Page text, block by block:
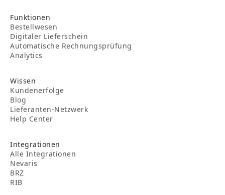
Funktionen
Bestellwesen
Digitaler Lieferschein
Automatische Rechnungsprüfung
Analytics
Wissen
Kundenerfolge
Blog
Lieferanten-Netzwerk
Help Center
Integrationen
Alle Integrationen
Nevaris
BRZ
RIB